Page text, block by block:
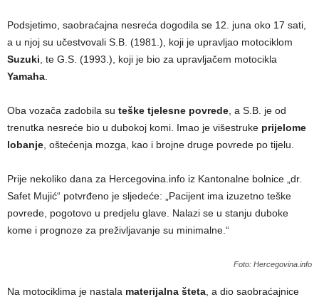
Podsjetimo, saobraćajna nesreća dogodila se 12. juna oko 17 sati,
a u njoj su učestvovali S.B. (1981.), koji je upravljao motociklom
Suzuki , te G.S. (1993.), koji je bio za upravljačem motocikla
Yamaha
Oba vozača zadobila su teške tjelesne povrede , a S.B. je od
trenutka nesreće bio u dubokoj komi. Imao je višestruke prijelome
lobanje , oštećenja mozga, kao i brojne druge povrede po tijelu.
Prije nekoliko dana za Hercegovina.info iz Kantonalne bolnice „dr.
Safet Mujić“ potvrđeno je sljedeće: „Pacijent ima izuzetno teške
povrede, pogotovo u predjelu glave. Nalazi se u stanju duboke
kome i prognoze za preživljavanje su minimalne.“
Foto: Hercegovina.info
Na motociklima je nastala materijalna šteta , a dio saobraćajnice